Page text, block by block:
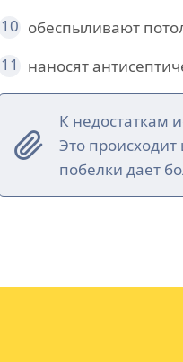
10 обеспыливают
11
наносят
К недостаткам
Это
побелки дает